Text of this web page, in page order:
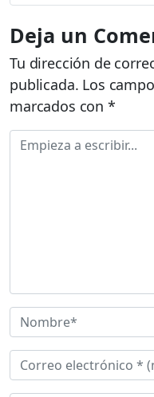
Deja un
Tu dirección de
publicada. Los
marcados con *